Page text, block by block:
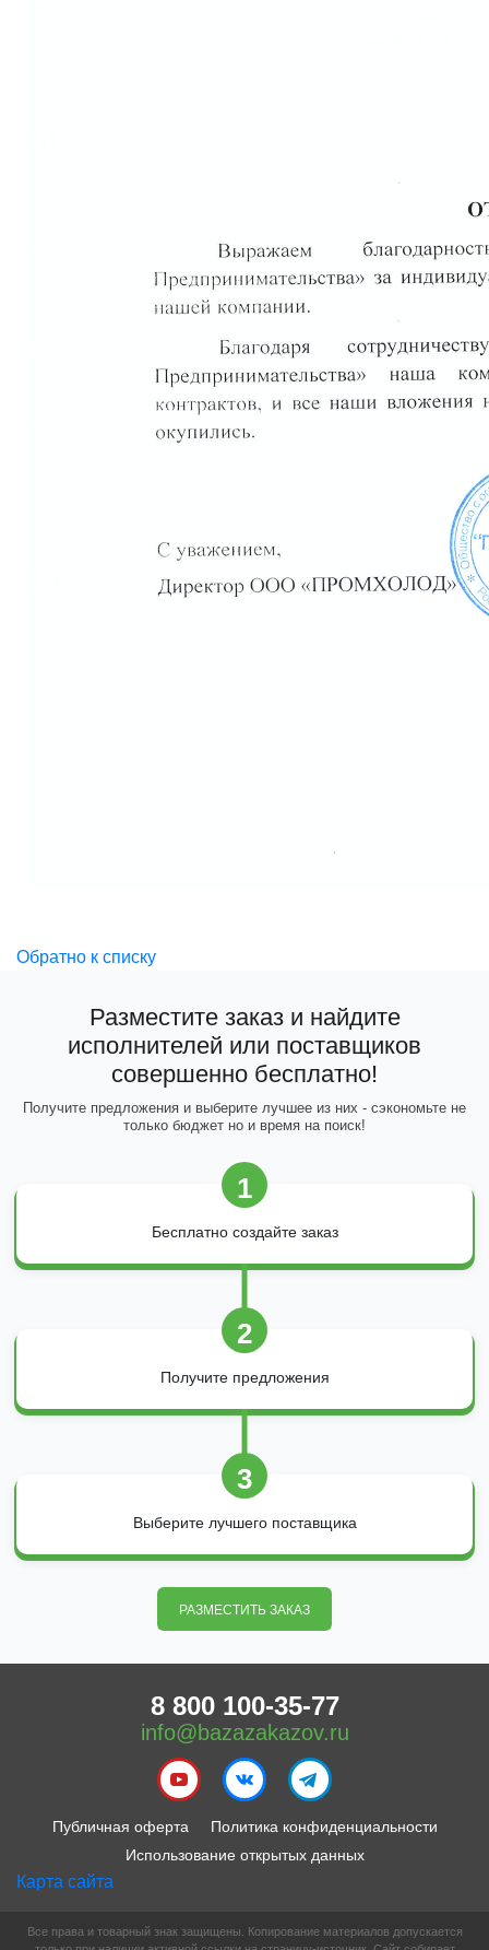
Обратно к списку
Разместите заказ и найдите
исполнителей или поставщиков
совершенно бесплатно!
Получите предложения и выберите лучшее из них - сэкономьте не
только бюджет но и время на поиск!
1
Бесплатно создайте заказ
2
Получите предложения
3
Выберите лучшего поставщика
РАЗМЕСТИТЬ ЗАКАЗ
Публичная оферта
Политика конфиденциальности
Использование открытых данных
Карта сайта
8 800 100-35-77
info@bazazakazov.ru
Все права и товарный знак защищены. Копирование материалов допускается